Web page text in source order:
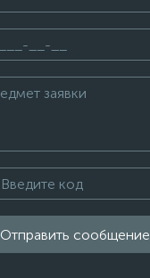
Отправить сообщение